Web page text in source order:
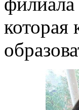
которая